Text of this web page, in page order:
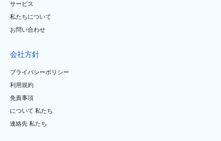
サービス
私たちについて
お問い合わせ
会社方針
プライバシーポリシー
利用規約
免責事項
について 私たち
連絡先 私たち